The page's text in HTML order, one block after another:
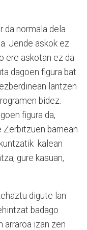
da normala dela
Jende askok ez
ere askotan ez da
dagoen figura bat
lantzen
bidez.
figura da,
Zerbitzuen barnean
kalean
gure kasuan,
digute lan
badago
arraroa izan zen